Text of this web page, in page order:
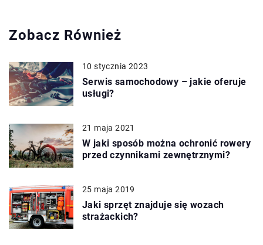
Zobacz Również
10 stycznia 2023
Serwis samochodowy – jakie oferuje
usługi?
21 maja 2021
W jaki sposób można ochronić rowery
przed czynnikami zewnętrznymi?
25 maja 2019
Jaki sprzęt znajduje się wozach
strażackich?